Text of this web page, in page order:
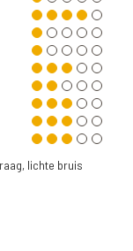
lichte bruis